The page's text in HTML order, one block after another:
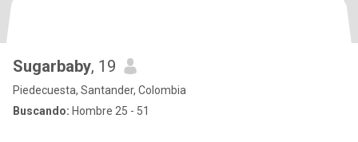
Sugarbaby, 19
Piedecuesta, Santander, Colombia
Buscando: Hombre 25 - 51